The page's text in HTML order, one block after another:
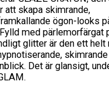
att skapa skimrande,
ögon-looks
med pärlemorfärgat
glitter är den ett helt
Det är glansigt,